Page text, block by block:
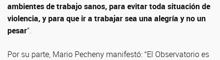
ambientes de trabajo sanos, para evitar toda situación de
violencia, y para que ir a trabajar sea una alegría y no un
pesar”.
Por su parte, Mario Pecheny manifestó: “El Observatorio es